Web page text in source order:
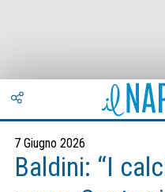
7 Giugno 2026
Baldini: “I